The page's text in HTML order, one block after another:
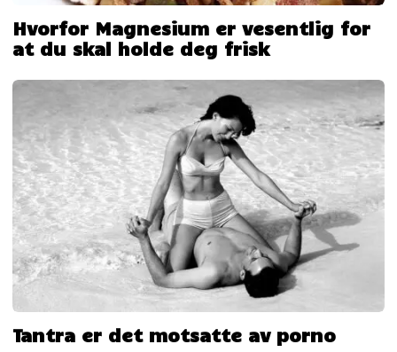
Hvorfor Magnesium er vesentlig for
at du skal holde deg frisk
Tantra er det motsatte av porno